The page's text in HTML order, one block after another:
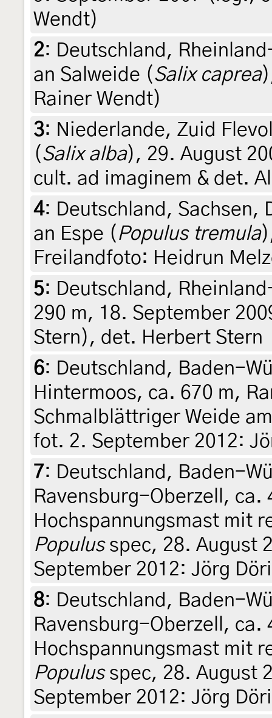
Wendt)
2: Deutschland,
an Salweide ( Salix caprea
Rainer Wendt)
3: Niederlande, Zuid
( Salix alba), 29. August
cult. ad imaginem & det.
4: Deutschland, Sachsen,
an Espe ( Populus tremula
Freilandfoto: Heidrun
5: Deutschland,
290 m, 18. September
Stern), det. Herbert Stern
6: Deutschland, Baden-
Hintermoos, ca. 670 m,
Schmalblättriger Weide
fot. 2. September 2012:
7: Deutschland, Baden-
Ravensburg-Oberzell, ca.
Hochspannungsmast mit
Populusspec, 28. August
September 2012: Jörg
8: Deutschland, Baden-
Ravensburg-Oberzell, ca.
Hochspannungsmast mit
Populusspec, 28. August
September 2012: Jörg